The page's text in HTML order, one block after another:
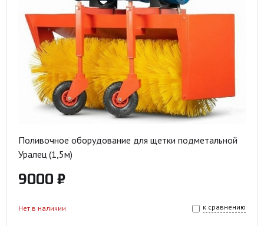
Поливочное оборудование для щетки подметальной
Уралец (1,5м)
9000 ₽
к сравнению
Нет в наличии